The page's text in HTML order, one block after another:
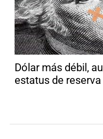
Dólar más débil,
estatus de reserva